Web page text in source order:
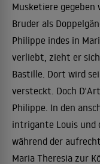
Musketiere gegeben
Bruder als
Philippe indes in
verliebt, zieht er
Bastille. Dort wird
versteckt. Doch
Philippe. In den
intrigante Louis und
während der
Maria Theresia zur